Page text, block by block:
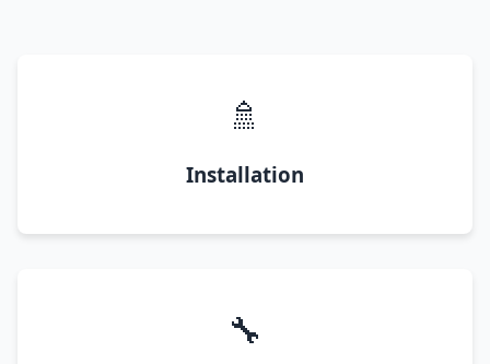
🚿
Installation
🔧